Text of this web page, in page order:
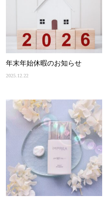
年末年始休暇のお知らせ
2025.12.22